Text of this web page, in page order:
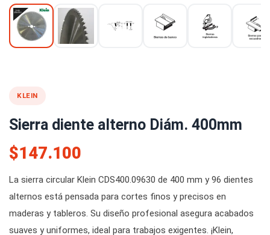
KLEIN
Sierra diente alterno Diám. 400mm
$147.100
La sierra circular Klein CDS400.09630 de 400 mm y 96 dientes
alternos está pensada para cortes finos y precisos en
maderas y tableros. Su diseño profesional asegura acabados
suaves y uniformes, ideal para trabajos exigentes. ¡Klein,